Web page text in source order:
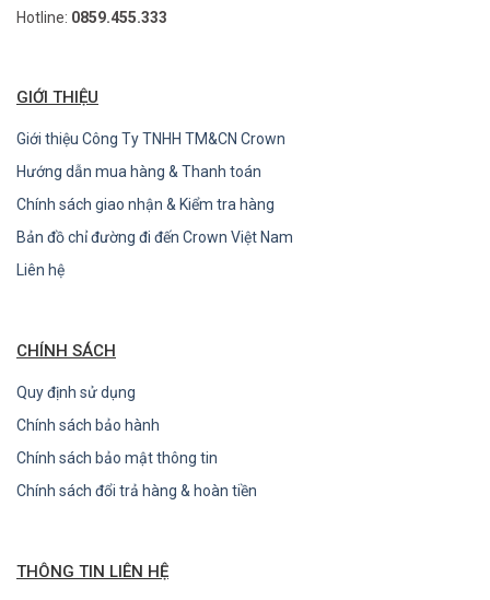
Hotline: 0859.455.333
GIỚI THIỆU
Giới thiệu Công Ty TNHH TM&CN Crown
Hướng dẫn mua hàng & Thanh toán
Chính sách giao nhận & Kiểm tra hàng
Bản đồ chỉ đường đi đến Crown Việt Nam
Liên hệ
CHÍNH SÁCH
Quy định sử dụng
Chính sách bảo hành
Chính sách bảo mật thông tin
Chính sách đổi trả hàng & hoàn tiền
THÔNG TIN LIÊN HỆ